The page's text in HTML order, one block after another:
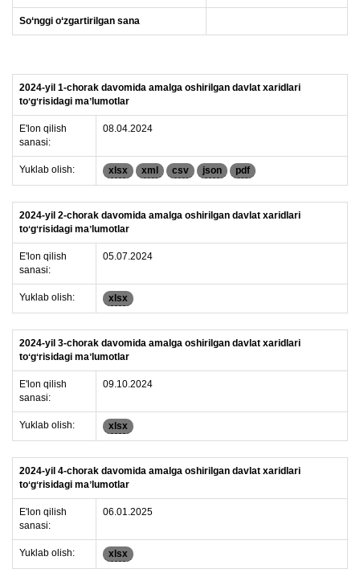
So‘nggi o‘zgartirilgan sana
2024-yil 1-chorak davomida amalga oshirilgan davlat xaridlari
toʻgʻrisidagi maʼlumotlar
E'lon qilish
sanasi:
08.04.2024
Yuklab olish: xlsx xml csv json pdf
2024-yil 2-chorak davomida amalga oshirilgan davlat xaridlari
toʻgʻrisidagi maʼlumotlar
E'lon qilish
sanasi:
05.07.2024
Yuklab olish: xlsx
2024-yil 3-chorak davomida amalga oshirilgan davlat xaridlari
toʻgʻrisidagi maʼlumotlar
E'lon qilish
sanasi:
09.10.2024
Yuklab olish: xlsx
2024-yil 4-chorak davomida amalga oshirilgan davlat xaridlari
toʻgʻrisidagi maʼlumotlar
E'lon qilish
sanasi:
06.01.2025
Yuklab olish: xlsx